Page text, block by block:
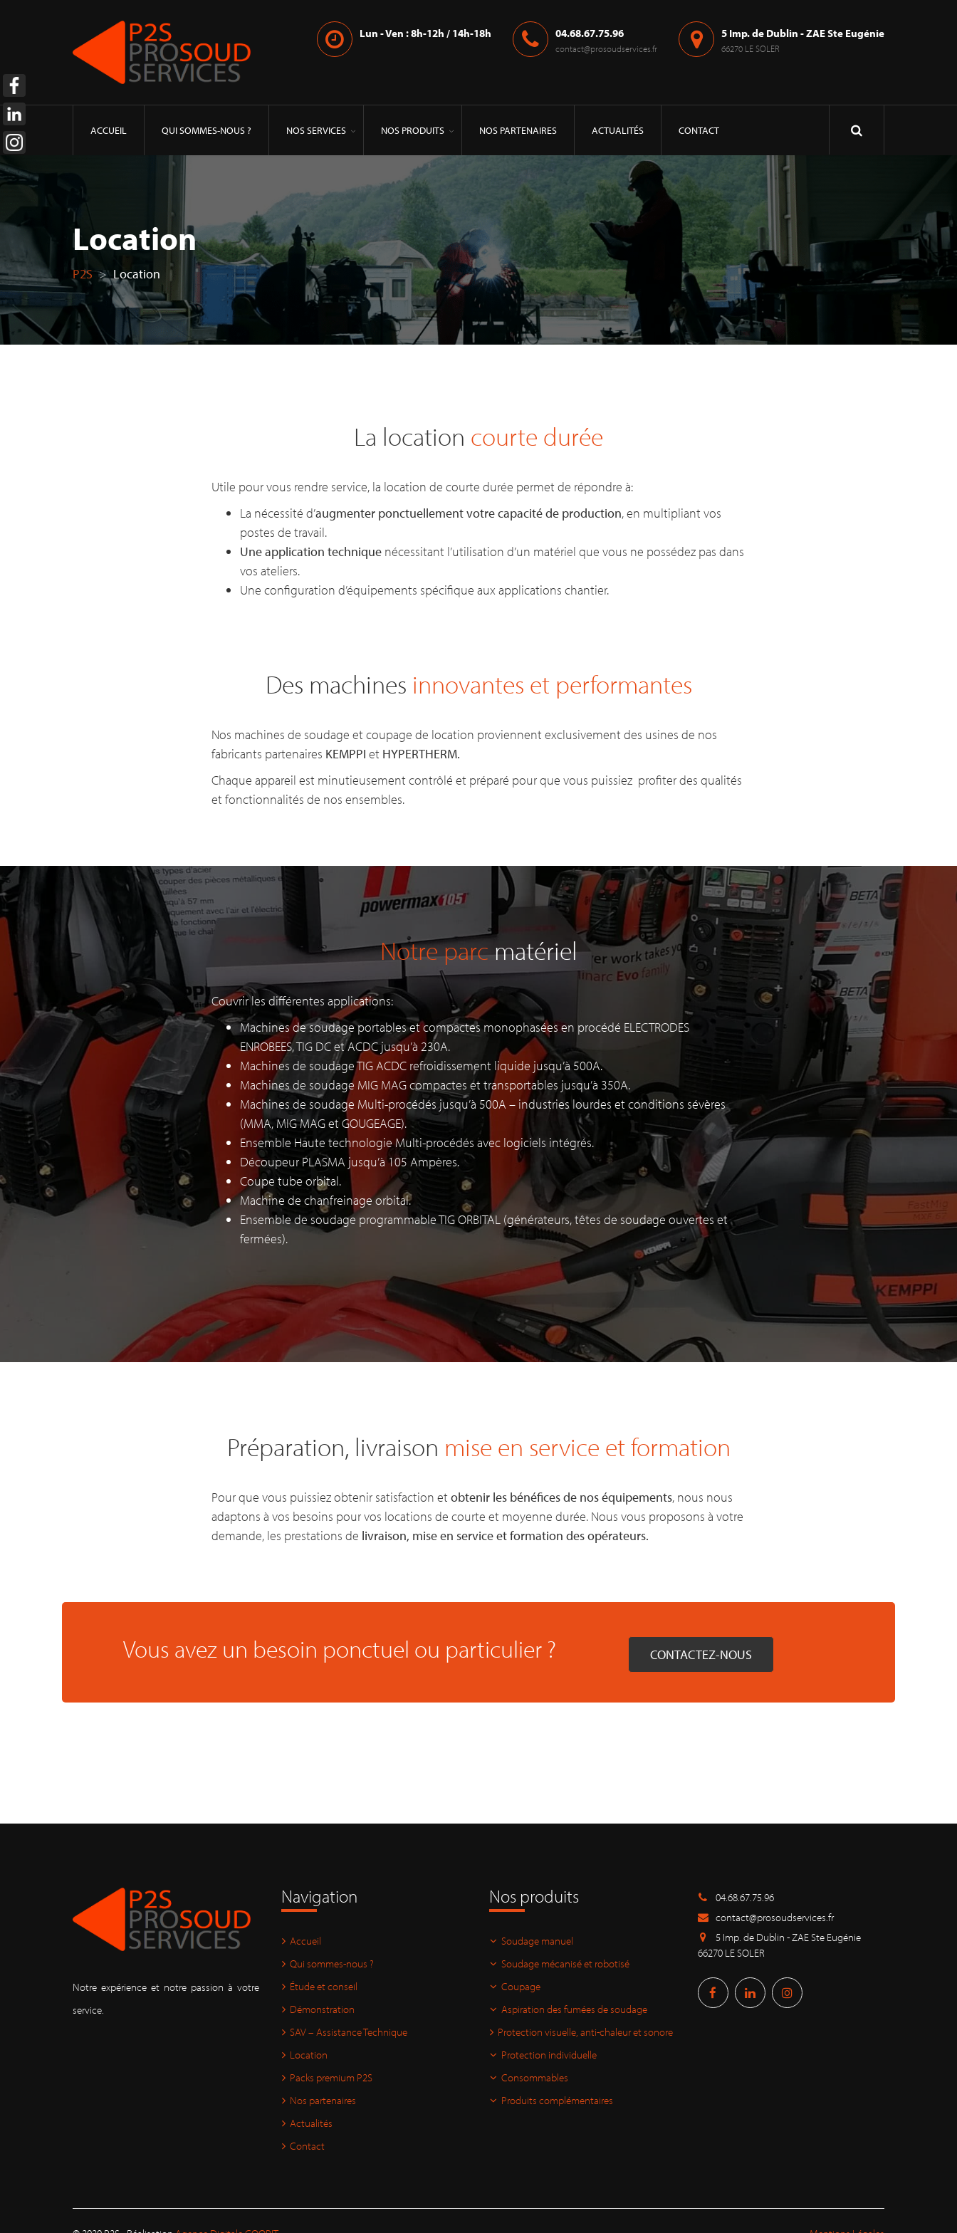
Lun - Ven : 8h-12h / 14h-18h 04.68.67.75.96
contact@prosoudservices.fr
5 Imp. de Dublin - ZAE Ste Eugénie
66270 LE SOLER
ACCUEIL QUI SOMMES-NOUS ? NOS SERVICES NOS PRODUITS NOS PARTENAIRES ACTUALITÉS CONTACT
Location
P2S > Location
La location courte durée
Utile pour vous rendre service, la location de courte durée permet de répondre à:
La nécessité d’augmenter ponctuellement votre capacité de production, en multipliant vos
postes de travail.
Une application technique nécessitant l’utilisation d’un matériel que vous ne possédez pas dans
vos ateliers.
Une configuration d’équipements spécifique aux applications chantier.
Des machines innovantes et performantes
Nos machines de soudage et coupage de location proviennent exclusivement des usines de nos
fabricants partenaires KEMPPI et HYPERTHERM.
Chaque appareil est minutieusement contrôlé et préparé pour que vous puissiez profiter des qualités
et fonctionnalités de nos ensembles.
Notre parcmatériel
Couvrir les différentes applications:
Machines de soudage portables et compactes monophasées en procédé ELECTRODES
ENROBEES, TIG DC et ACDC jusqu’à 230A.
Machines de soudage TIG ACDC refroidissement liquide jusqu’à 500A.
Machines de soudage MIG MAG compactes et transportables jusqu’à 350A.
Machines de soudage Multi-procédés jusqu’à 500A – industries lourdes et conditions sévères
(MMA, MIG MAG et GOUGEAGE).
Ensemble Haute technologie Multi-procédés avec logiciels intégrés.
Découpeur PLASMA jusqu’à 105 Ampères.
Coupe tube orbital.
Machine de chanfreinage orbital.
Ensemble de soudage programmable TIG ORBITAL (générateurs, têtes de soudage ouvertes et
fermées).
Préparation, livraison mise en service et formation
Pour que vous puissiez obtenir satisfaction et obtenir les bénéfices de nos équipements, nous nous
adaptons à vos besoins pour vos locations de courte et moyenne durée. Nous vous proposons à votre
demande, les prestations de livraison, mise en service et formation des opérateurs.
Vous avez un besoin ponctuel ou particulier ? CONTACTEZ-NOUS
Notre expérience et notre passion à votre
service.
Navigation
Accueil
Qui sommes-nous ?
Étude et conseil
Démonstration
SAV – Assistance Technique
Location
Packs premium P2S
Nos partenaires
Actualités
Contact
Nos produits
Soudage manuel
Soudage mécanisé et robotisé
Coupage
Aspiration des fumées de soudage
Protection visuelle, anti-chaleur et sonore
Protection individuelle
Consommables
Produits complémentaires
04.68.67.75.96
contact@prosoudservices.fr
5 Imp. de Dublin - ZAE Ste Eugénie
66270 LE SOLER